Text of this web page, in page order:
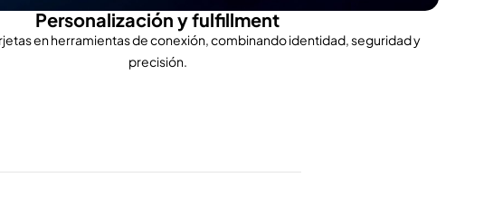
Personalización y fulfillment
en herramientas de conexión, combinando identidad, seguridad y
precisión.